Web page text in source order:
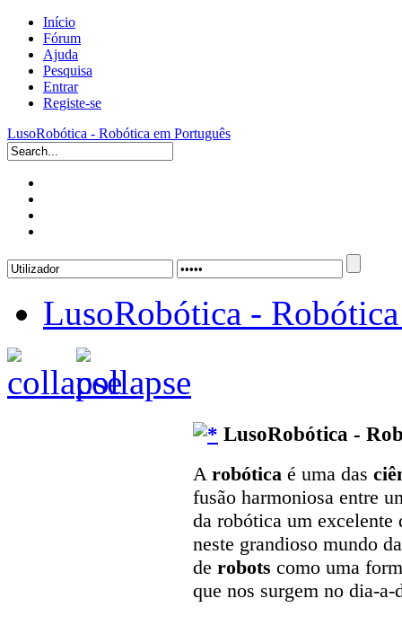
Início
Fórum
Ajuda
Pesquisa
Entrar
Registe-se
LusoRobótica - Robótica em Português
LusoRobótica -
LusoRobótica -
A robótica é uma das
fusão harmoniosa entre
da robótica um
neste grandioso mundo
de robots como uma
que nos surgem no dia-a-